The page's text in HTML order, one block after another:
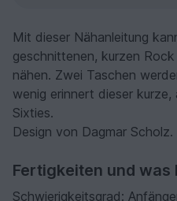
Mit dieser Nähanleitung
geschnittenen, kurzen
nähen. Zwei Taschen
wenig erinnert dieser
Sixties.
Design von Dagmar Scholz.
Fertigkeiten und was
Schwierigkeitsgrad: